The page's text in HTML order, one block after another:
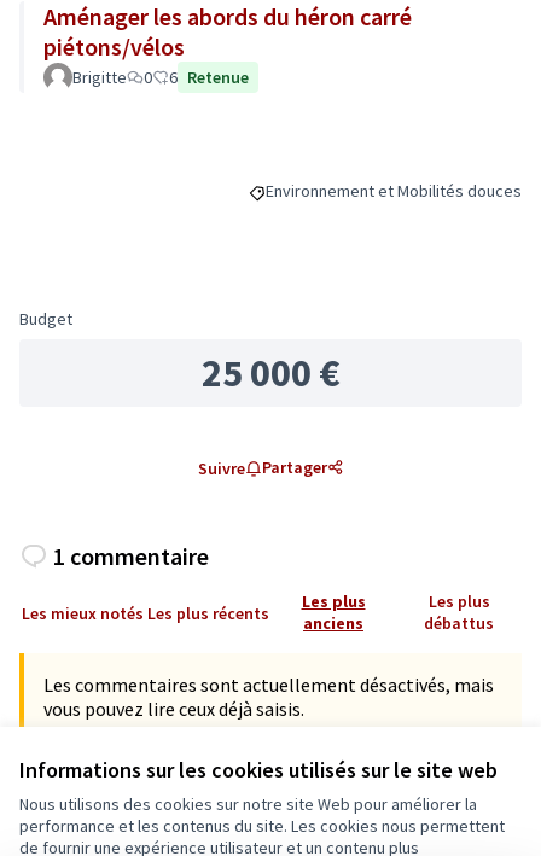
Informations sur les cookies utilisés sur le site web
Nous utilisons des cookies sur notre site Web pour améliorer la
performance et les contenus du site. Les cookies nous permettent
de fournir une expérience utilisateur et un contenu plus
Aménager les abords du héron carré
piétons/vélos
Brigitte 0 6 Retenue
Filtrer les résultats de la catégorie :
Environnement et Mobilités douces
Budget
25 000 €
Suivre Partager
1 commentaire
Les mieux notés Les plus récents
Les plus
anciens
Les plus
débattus
Les commentaires sont actuellement désactivés, mais
vous pouvez lire ceux déjà saisis.
Commentaire 7426
FELD Daniel 24/04/2025 21:44 Modifié
Très belle initiative, effectivement la lisibilité du tracé